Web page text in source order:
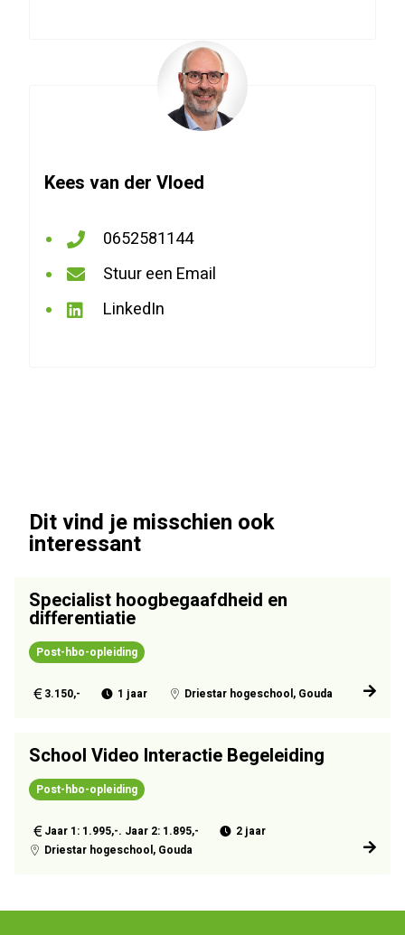
Kees van der Vloed
0652581144
Bel
met
Kees
Stuur een Email
Stuur
een
LinkedIn
LinkedIn
Dit vind je misschien ook
interessant
Specialist hoogbegaafdheid en
differentiatie
Post-hbo-opleiding
3.150,- 1 jaar Driestar hogeschool, Gouda
School Video Interactie Begeleiding
Post-hbo-opleiding
Jaar 1: 1.995,-. Jaar 2: 1.895,-
2 jaar
Driestar hogeschool, Gouda